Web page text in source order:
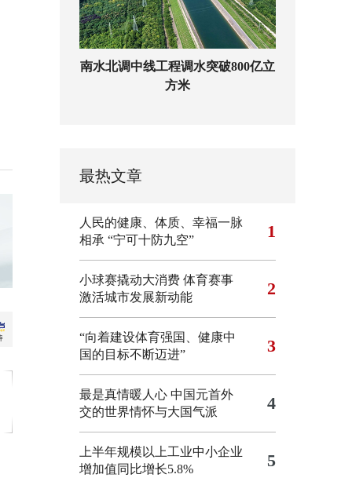
南水北调中线工程调水突破800亿立
方米
最热文章
人民的健康、体质、幸福一脉
相承 “宁可十防九空” 1
小球赛撬动大消费 体育赛事
激活城市发展新动能
2
“向着建设体育强国、健康中
国的目标不断迈进”
3
最是真情暖人心 中国元首外
交的世界情怀与大国气派
4
上半年规模以上工业中小企业
增加值同比增长5.8%
5